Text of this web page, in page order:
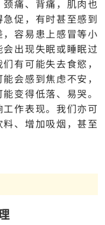
痛、背痛，肌肉也
促，有时甚至感到
容易患上感冒等小
出现失眠或睡眠过
有可能失去食慾，
会感到焦虑不安，
变得低落、易哭。
作表现。我们亦可
、增加吸烟，甚至